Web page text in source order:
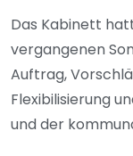
Das Kabinett
vergangenen
Auftrag,
Flexibilisierung
und der